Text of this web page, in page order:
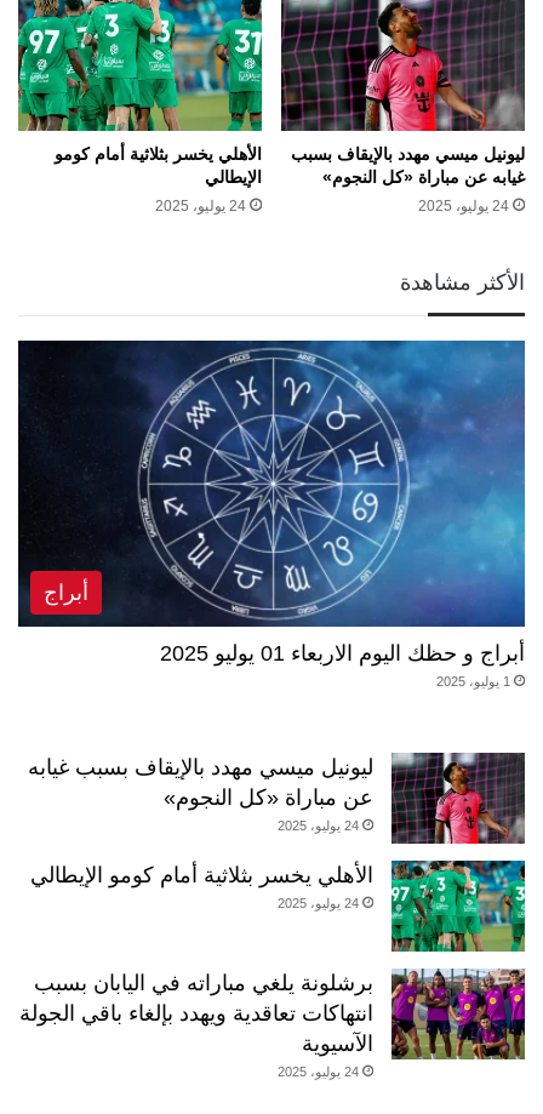
ليونيل ميسي مهدد بالإيقاف بسبب
غيابه عن مباراة «كل النجوم»
24 يوليو، 2025
الأهلي يخسر بثلاثية أمام كومو
الإيطالي
24 يوليو، 2025
الأكثر مشاهدة
أبراج
أبراج و حظك اليوم الاربعاء 01 يوليو 2025
1 يوليو، 2025
ليونيل ميسي مهدد بالإيقاف بسبب غيابه
عن مباراة «كل النجوم»
24 يوليو، 2025
الأهلي يخسر بثلاثية أمام كومو الإيطالي
24 يوليو، 2025
برشلونة يلغي مباراته في اليابان بسبب
انتهاكات تعاقدية ويهدد بإلغاء باقي الجولة
الآسيوية
24 يوليو، 2025